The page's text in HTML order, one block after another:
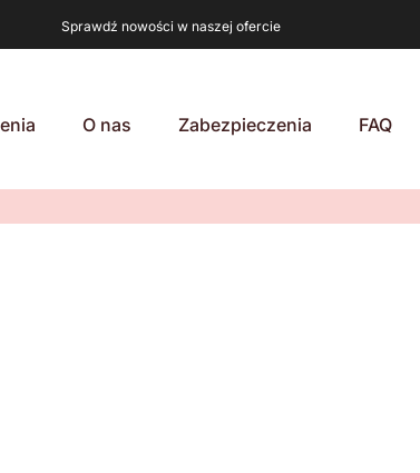
Sprawdź nowości w naszej ofercie
O nas Zabezpieczenia FAQ